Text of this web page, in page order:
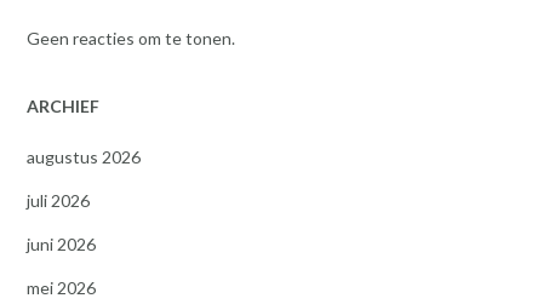
Geen reacties om te tonen.
ARCHIEF
augustus 2026
juli 2026
juni 2026
mei 2026